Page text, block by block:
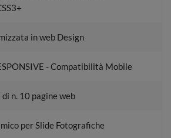
in web Design
- Compatibilità Mobile
n. 10 pagine web
per Slide Fotografiche